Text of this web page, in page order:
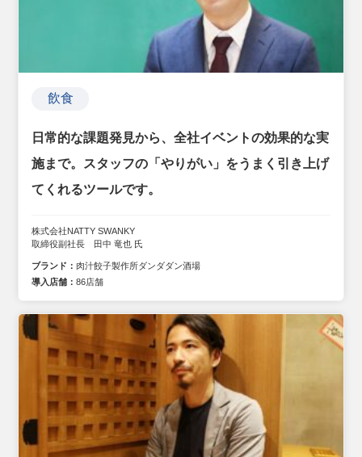
飲食
日常的な課題発見から、全社イベントの効果的な実
施まで。スタッフの「やりがい」をうまく引き上げ
てくれるツールです。
株式会社NATTY SWANKY
取締役副社長 田中 竜也 氏
ブランド： 肉汁餃子製作所ダンダダン酒場
導入店舗：86店舗